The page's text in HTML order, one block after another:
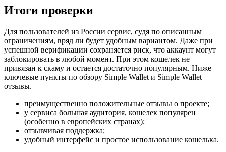
Итоги проверки
Для пользователей из России сервис, судя по описанным
ограничениям, вряд ли будет удобным вариантом. Даже при
успешной верификации сохраняется риск, что аккаунт могут
заблокировать в любой момент. При этом кошелек не
привязан к скаму и остается достаточно популярным. Ниже —
ключевые пункты по обзору Simple Wallet и Simple Wallet
отзывы.
преимущественно положительные отзывы о проекте;
у сервиса большая аудитория, кошелек популярен
(особенно в европейских странах);
отзывчивая поддержка;
удобный интерфейс и простое использование кошелька.